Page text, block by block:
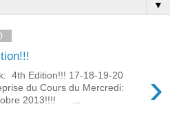
▼
›
4th Edition!!! 17-18-19-20
du Cours du Mercredi:
2013!!!! ...